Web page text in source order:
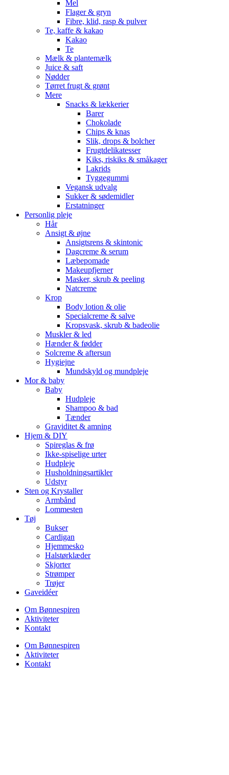
Mel
Flager & gryn
Fibre, klid, rasp & pulver
Te, kaffe & kakao
Kakao
Te
Mælk & plantemælk
Juice & saft
Nødder
Tørret frugt & grønt
Mere
Snacks & lækkerier
Barer
Chokolade
Chips & knas
Slik, drops & bolcher
Frugtdelikatesser
Kiks, riskiks & småkager
Lakrids
Tyggegummi
Vegansk udvalg
Sukker & sødemidler
Erstatninger
Personlig pleje
Hår
Ansigt & øjne
Ansigtsrens & skintonic
Dagcreme & serum
Læbepomade
Makeupfjerner
Masker, skrub & peeling
Natcreme
Krop
Body lotion & olie
Specialcreme & salve
Kropsvask, skrub & badeolie
Muskler & led
Hænder & fødder
Solcreme & aftersun
Hygiejne
Mundskyld og mundpleje
Mor & baby
Baby
Hudpleje
Shampoo & bad
Tænder
Graviditet & amning
Hjem & DIY
Spireglas & frø
Ikke-spiselige urter
Hudpleje
Husholdningsartikler
Udstyr
Sten og Krystaller
Armbånd
Lommesten
Tøj
Bukser
Cardigan
Hjemmesko
Halstørklæder
Skjorter
Strømper
Trøjer
Gaveidéer
Om Bønnespiren
Aktiviteter
Kontakt
Om Bønnespiren
Aktiviteter
Kontakt